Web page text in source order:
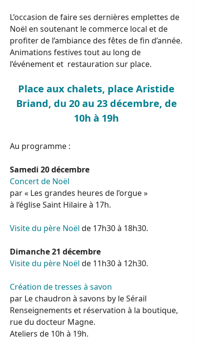
L’occasion de faire ses dernières emplettes de
Noël en soutenant le commerce local et de
profiter de l’ambiance des fêtes de fin d’année.
Animations festives tout au long de
l’événement et restauration sur place.
Place aux chalets, place Aristide
Briand, du 20 au 23 décembre, de
10h à 19h
Au programme :
Samedi 20 décembre
Concert de Noël
par « Les grandes heures de l’orgue »
à l’église Saint Hilaire à 17h.
Visite du père Noël de 17h30 à 18h30.
Dimanche 21 décembre
Visite du père Noël de 11h30 à 12h30.
Création de tresses à savon
par Le chaudron à savons by le Sérail
Renseignements et réservation à la boutique,
rue du docteur Magne.
Ateliers de 10h à 19h.